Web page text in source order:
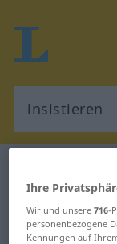
Deutsch-
Ihre
Wir und unsere716-
personenbezogene
Kennungen auf